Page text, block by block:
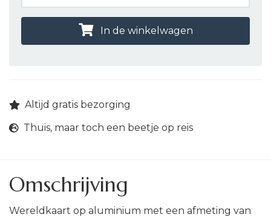
In de winkelwagen
Altijd gratis bezorging
Thuis, maar toch een beetje op reis
Omschrijving
Wereldkaart op aluminium met een afmeting van